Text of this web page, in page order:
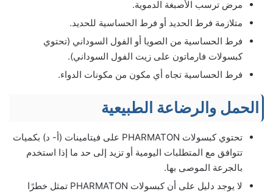
مرض ترسب الأصبغة الدموية.
متلازمة فرط الحديد أو فرط الحساسية للحديد.
فرط الحساسية من الصويا أو الفول السوداني (تحتوي
كبسولات فارماتون على زيت الفول السوداني).
فرط الحساسية تجاه أي مكون من مكونات الدواء.
الحمل والرضاعة الطبيعية
تحتوي كبسولات PHARMATON على فيتامينات (أ- د) بكميات
تتوافق مع المتطلبات اليومية أو تزيد إلى حد ما إذا استخدم
بالجرعة الموصى بها.
لا يوجد دليل على أن كبسولات PHARMATON تمثل خطرًا